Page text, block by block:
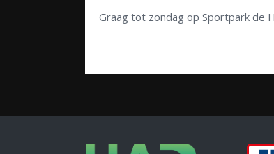
Graag tot zondag op Sportpark de